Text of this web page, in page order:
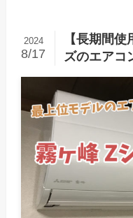
【長期間
ズのエアコ
2024
8/17